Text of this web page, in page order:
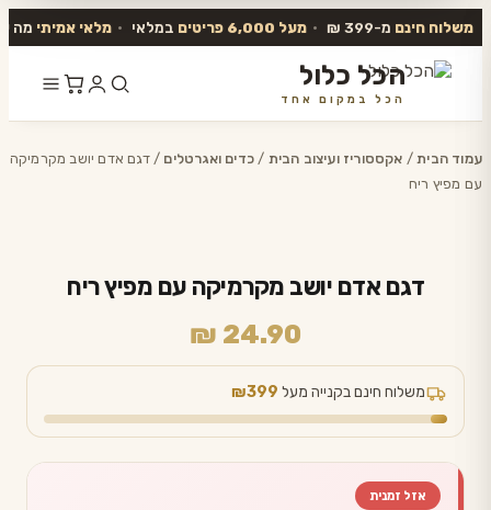
משלוח חינם מ-399 ₪ • מעל 6,000 פריטים במלאי • מלאי אמיתי מה
הכל כלול
הכל במקום אחד
לתוכן
עמוד הבית/ אקססוריז ועיצוב הבית /כדים ואגרטלים / דגם אדם יושב מקרמיקה
עם מפיץ ריח
דגם אדם יושב מקרמיקה עם מפיץ ריח
₪ 24.90
משלוח חינם בקנייה מעל ₪399
אזל זמנית